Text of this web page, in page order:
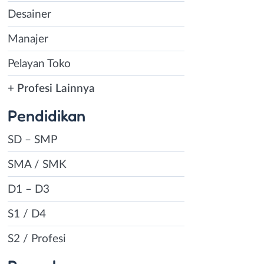
Desainer
Manajer
Pelayan Toko
+ Profesi Lainnya
Pendidikan
SD – SMP
SMA / SMK
D1 – D3
S1 / D4
S2 / Profesi